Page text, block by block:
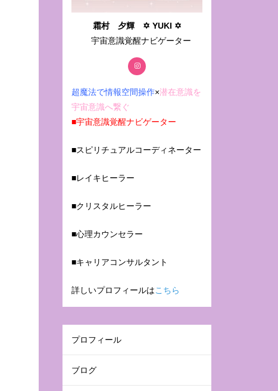
霜村 夕輝 ✡ YUKI ✡
宇宙意識覚醒ナビゲーター
超魔法で情報空間操作×潜在意識を
宇宙意識へ繋ぐ
■宇宙意識覚醒ナビゲーター
■スピリチュアルコーディネーター
■レイキヒーラー
■クリスタルヒーラー
■心理カウンセラー
■キャリアコンサルタント
詳しいプロフィールはこちら
プロフィール
ブログ